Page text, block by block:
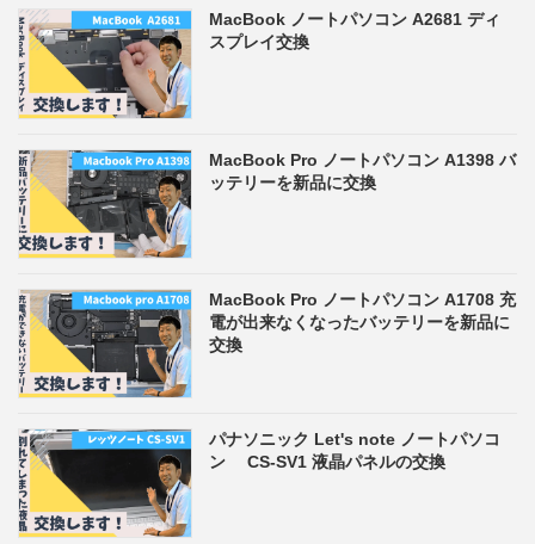
MacBook ノートパソコン A2681 ディ
スプレイ交換
MacBook Pro ノートパソコン A1398 バ
ッテリーを新品に交換
MacBook Pro ノートパソコン A1708 充
電が出来なくなったバッテリーを新品に
交換
パナソニック Let's note ノートパソコ
ン CS-SV1 液晶パネルの交換